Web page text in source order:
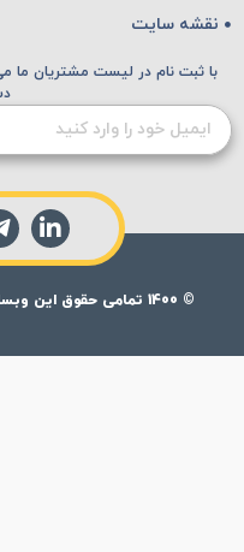
نقشه سایت
با ثبت نام در لیست مشتریان ما
© 1400 تمامی حقوق این وبسایت متعلق به استودیو پلاتو می باشد.